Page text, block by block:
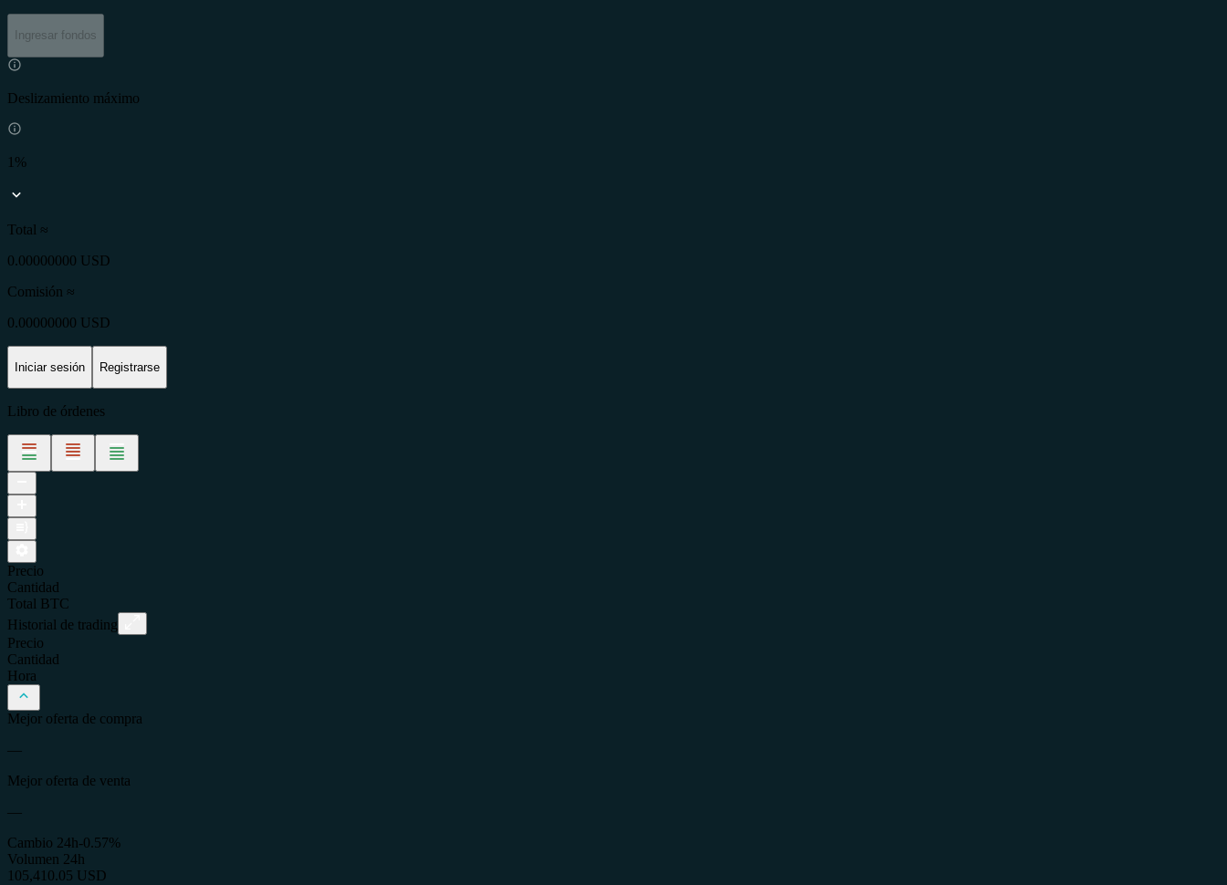
Ingresar fondos
Deslizamiento máximo
1%
Total ≈
0.00000000 USD
Comisión ≈
0.00000000 USD
Iniciar sesión Registrarse
Libro de órdenes
Precio
Cantidad
Total
BTC
Historial de trading
Precio
Cantidad
Hora
Mejor oferta de compra
—
Mejor oferta de venta
—
Cambio 24h-0.57%
Volumen 24h
105,410.05 USD